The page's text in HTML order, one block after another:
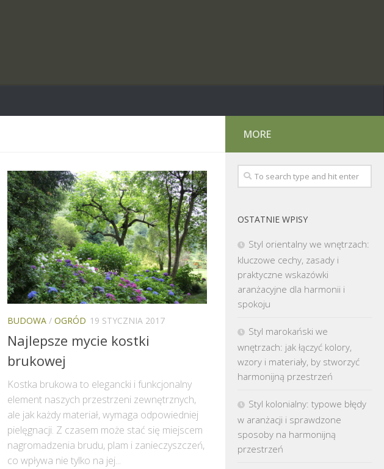
BUDOWA / OGRÓD 19 STYCZNIA 2017
Najlepsze mycie kostki
brukowej
Kostka brukowa to elegancki i funkcjonalny
element naszych przestrzeni zewnętrznych,
ale jak każdy materiał, wymaga odpowiedniej
pielęgnacji. Z czasem może stać się miejscem
nagromadzenia brudu, plam i zanieczyszczeń,
co wpływa nie tylko na jej...
MORE
OSTATNIE WPISY
Styl orientalny we wnętrzach:
kluczowe cechy, zasady i
praktyczne wskazówki
aranżacyjne dla harmonii i
spokoju
Styl marokański we
wnętrzach: jak łączyć kolory,
wzory i materiały, by stworzyć
harmonijną przestrzeń
Styl kolonialny: typowe błędy
w aranżacji i sprawdzone
sposoby na harmonijną
przestrzeń